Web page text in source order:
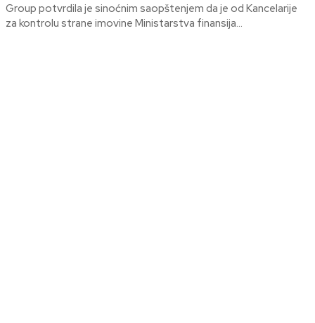
Group potvrdila je sinoćnim saopštenjem da je od Kancelarije
za kontrolu strane imovine Ministarstva finansija...